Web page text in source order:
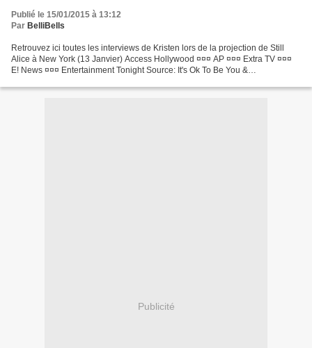
Publié le 15/01/2015 à 13:12
Par BelliBells
Retrouvez ici toutes les interviews de Kristen lors de la projection de Still
Alice à New York (13 Janvier) Access Hollywood ¤¤¤ AP ¤¤¤ Extra TV ¤¤¤
E! News ¤¤¤ Entertainment Tonight Source: It's Ok To Be You &
Publicité